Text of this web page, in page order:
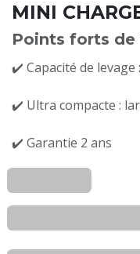
MINI
Points forts de
✔️ Capacité de
✔️ Ultra compacte :
✔️ Garantie 2 ans